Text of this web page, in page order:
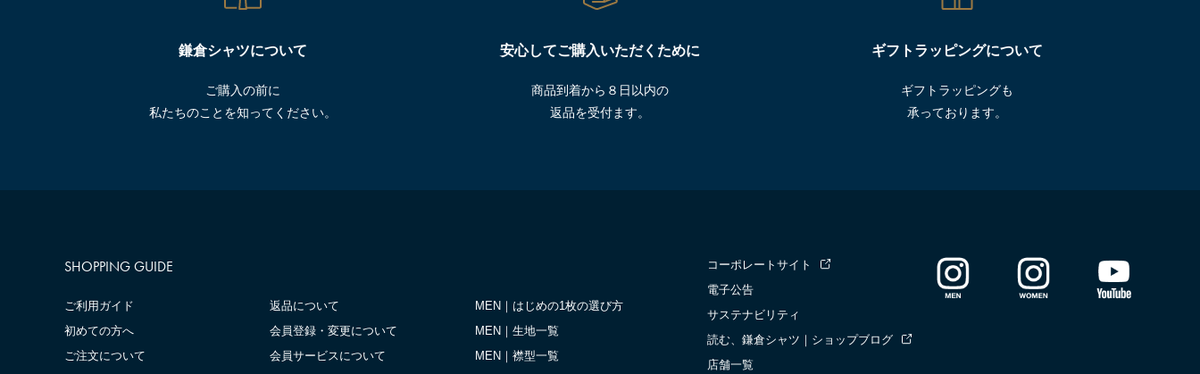
鎌倉シャツについて
ご購入の前に
私たちのことを知ってください。
安心してご購入いただくために
商品到着から８日以内の
返品を受付ます。
ギフトラッピングについて
ギフトラッピングも
承っております。
SHOPPING GUIDE
ご利用ガイド
初めての方へ
ご注文について
返品について
会員登録・変更について
会員サービスについて
MEN｜はじめの1枚の選び方
MEN｜生地一覧
MEN｜襟型一覧
コーポレートサイト
電子公告
サステナビリティ
読む、鎌倉シャツ｜ショップブログ
店舗一覧